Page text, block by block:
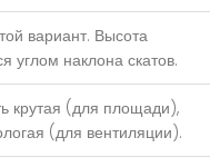
вариант. Высота
углом наклона скатов.
крутая (для площади),
(для вентиляции).